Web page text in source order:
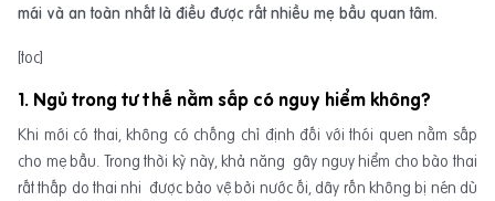
mái và an toàn nhất là điều được rất nhiều mẹ bầu quan tâm.
[toc]
1. Ngủ trong tư thế nằm sấp có nguy hiểm không?
Khi mới có thai, không có chống chỉ định đối với thói quen nằm sấp
cho mẹ bầu. Trong thời kỳ này, khả năng gây nguy hiểm cho bào thai
rất thấp do thai nhi được bảo vệ bởi nước ối, dây rốn không bị nén dù